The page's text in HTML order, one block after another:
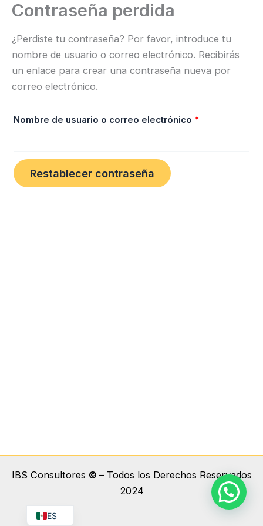
contenido
Contraseña perdida
¿Perdiste tu contraseña? Por favor, introduce tu
nombre de usuario o correo electrónico. Recibirás
un enlace para crear una contraseña nueva por
correo electrónico.
Nombre de usuario o correo electrónico *
Restablecer contraseña
IBS Consultores © – Todos los Derechos Reservados
2024
ES